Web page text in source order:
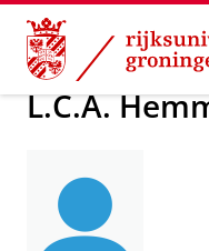
Skip
Content
Skip
Navigation
Over ons
L.C.A.